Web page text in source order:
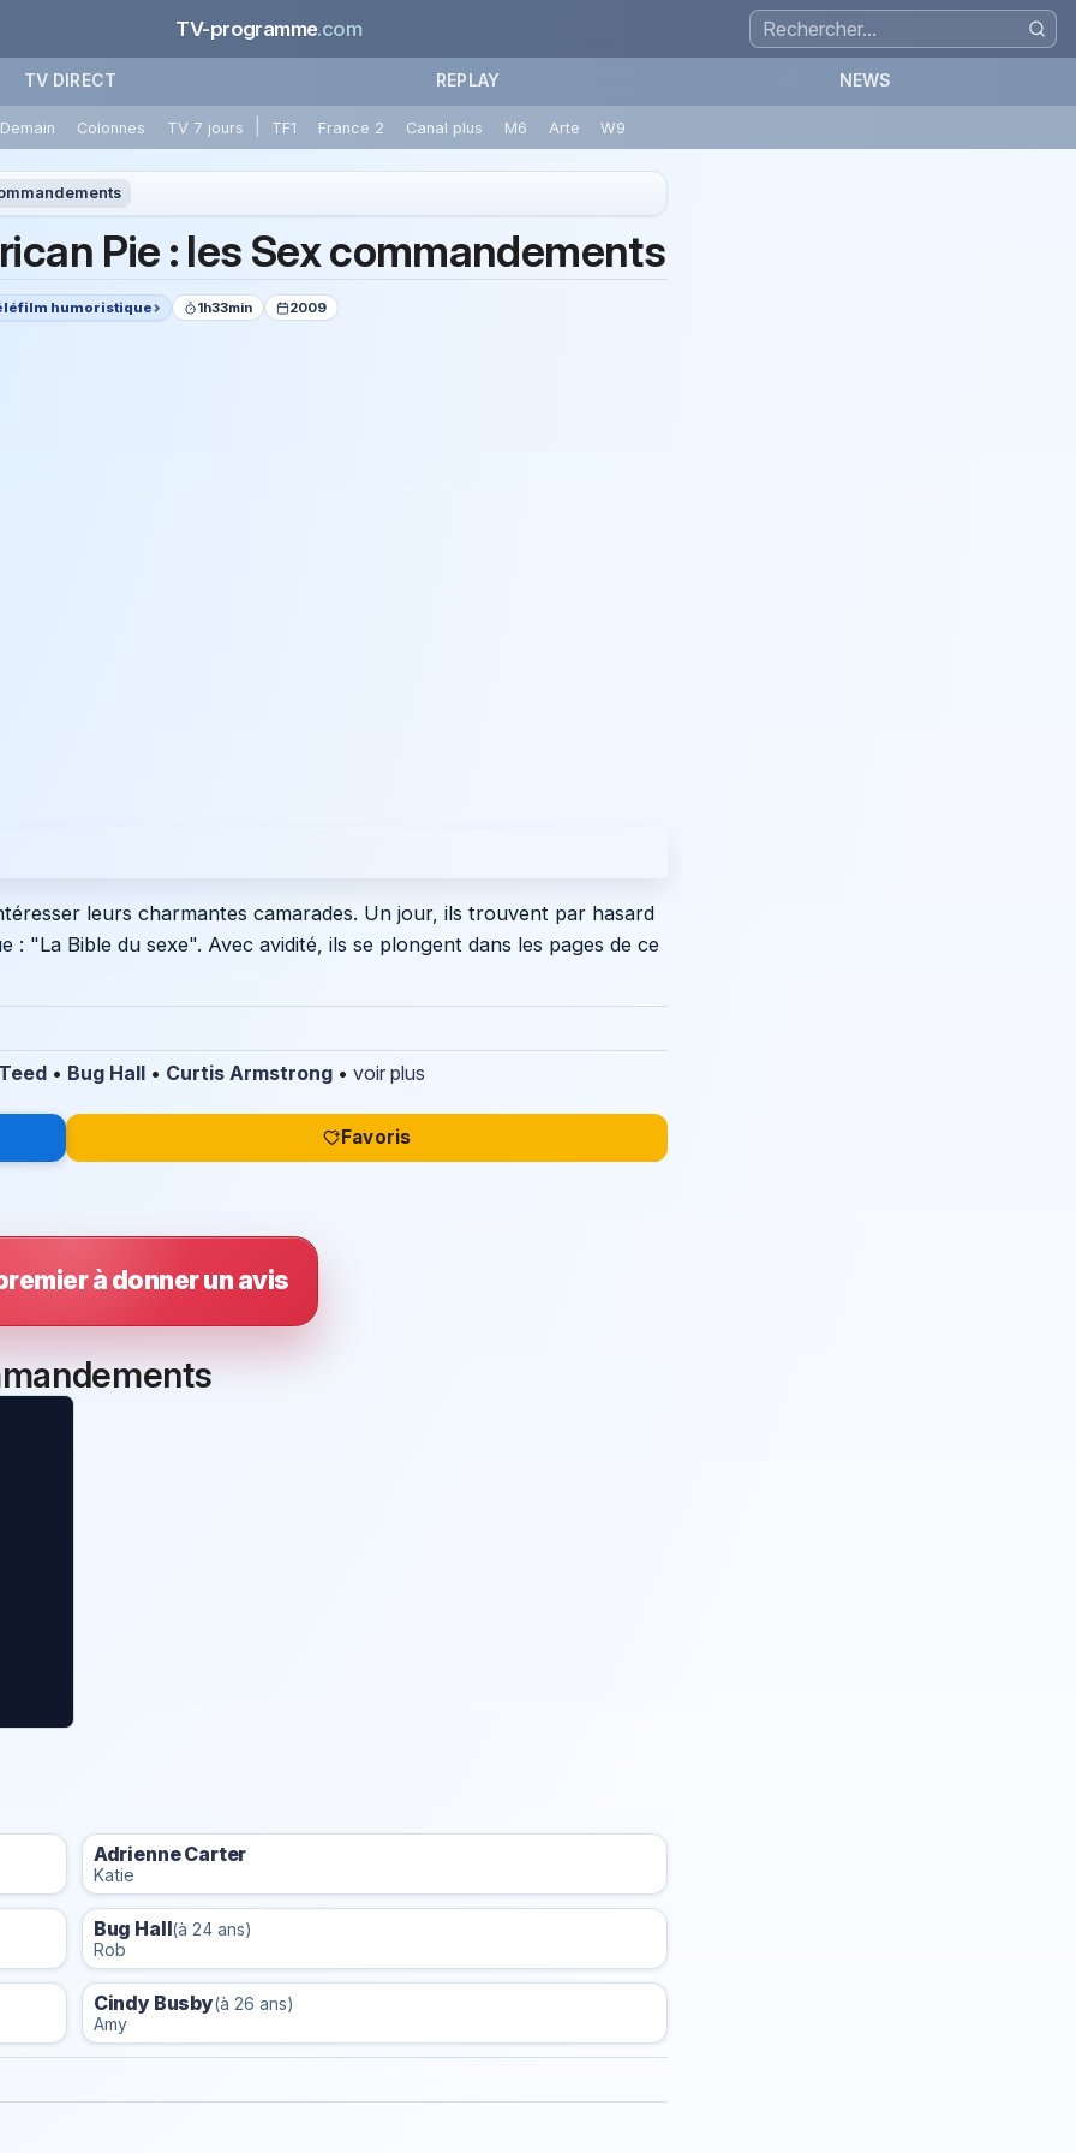
TV-programme.com
TV DIRECT REPLAY NEWS
Demain Colonnes TV 7 jours TF1 France 2 Canal plus M6 Arte W9
Pie : les Sex commandements
humoristique 1h33min 2009
leurs charmantes camarades. Un jour, ils trouvent par hasard
"La Bible du sexe". Avec avidité, ils se plongent dans les pages de ce
• Bug Hall • Curtis Armstrong • voir plus
Favoris
à donner un avis
Adrienne Carter
Katie
Bug Hall(à 24 ans)
Rob
Cindy Busby(à 26 ans)
Amy